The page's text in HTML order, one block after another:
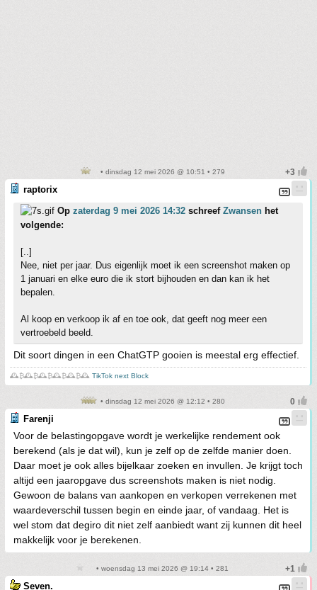
• dinsdag 12 mei 2026 @ 10:51 • 279
raptorix
Op zaterdag 9 mei 2026 14:32 schreef Zwansen het
volgende:
[..]
Nee, niet per jaar. Dus eigenlijk moet ik een screenshot maken op
1 januari en elke euro die ik stort bijhouden en dan kan ik het
bepalen.
Al koop en verkoop ik af en toe ook, dat geeft nog meer een
vertroebeld beeld.
Dit soort dingen in een ChatGTP gooien is meestal erg effectief.
🕰️₿🕰️₿🕰️₿🕰️₿🕰️₿🕰️ TikTok next Block
• dinsdag 12 mei 2026 @ 12:12 • 280
Farenji
Voor de belastingopgave wordt je werkelijke rendement ook
berekend (als je dat wil), kun je zelf op de zelfde manier doen.
Daar moet je ook alles bijelkaar zoeken en invullen. Je krijgt toch
altijd een jaaropgave dus screenshots maken is niet nodig.
Gewoon de balans van aankopen en verkopen verrekenen met
waardeverschil tussen begin en einde jaar, of vandaag. Het is
wel stom dat degiro dit niet zelf aanbiedt want zij kunnen dit heel
makkelijk voor je berekenen.
• woensdag 13 mei 2026 @ 19:14 • 281
Seven.